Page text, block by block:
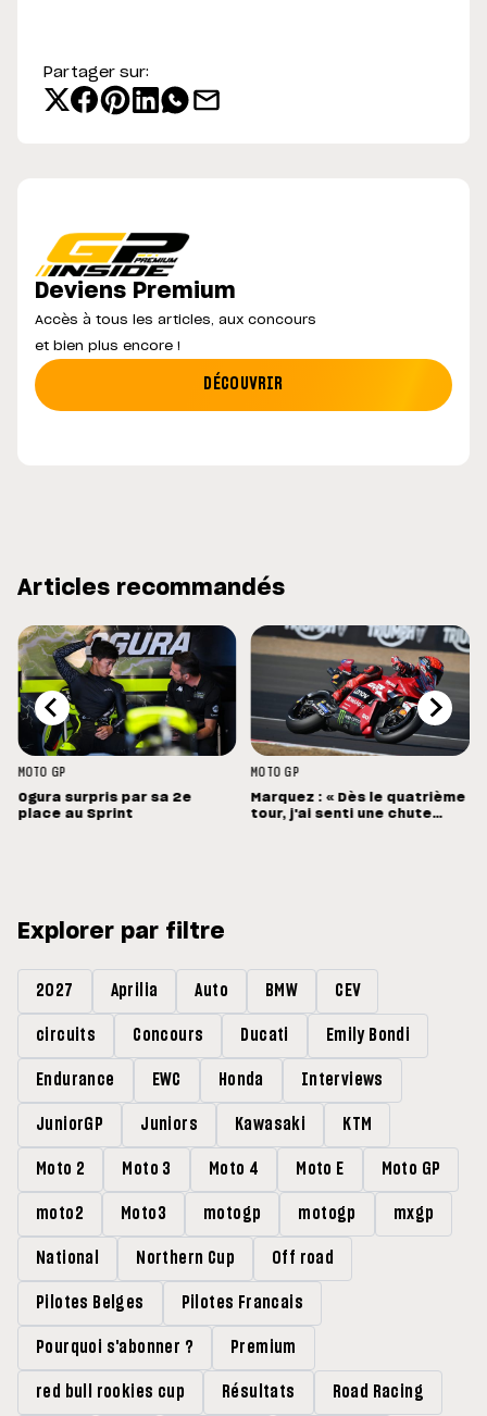
Partager sur:
Deviens Premium
Accès à tous les articles, aux concours
et bien plus encore !
DÉCOUVRIR
Articles recommandés
MOTO GP
Ogura surpris par sa 2e
place au Sprint
MOTO GP
Marquez : « Dès le quatrième
tour, j'ai senti une chute
Explorer par filtre
2027 Aprilia Auto BMW CEV
circuits Concours Ducati Emily Bondi
Endurance EWC Honda Interviews
JuniorGP Juniors Kawasaki KTM
Moto 2 Moto 3 Moto 4 Moto E Moto GP
moto2 Moto3 motogp motogp mxgp
National Northern Cup Off road
Pilotes Belges Pilotes Francais
Pourquoi s'abonner ? Premium
red bull rookies cup Résultats Road Racing